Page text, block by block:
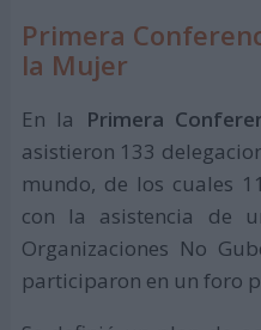
Primera
la Mujer
En la Primera
asistieron 133
mundo, de los cuales
con la asistencia de
Organizaciones No
participaron en un foro